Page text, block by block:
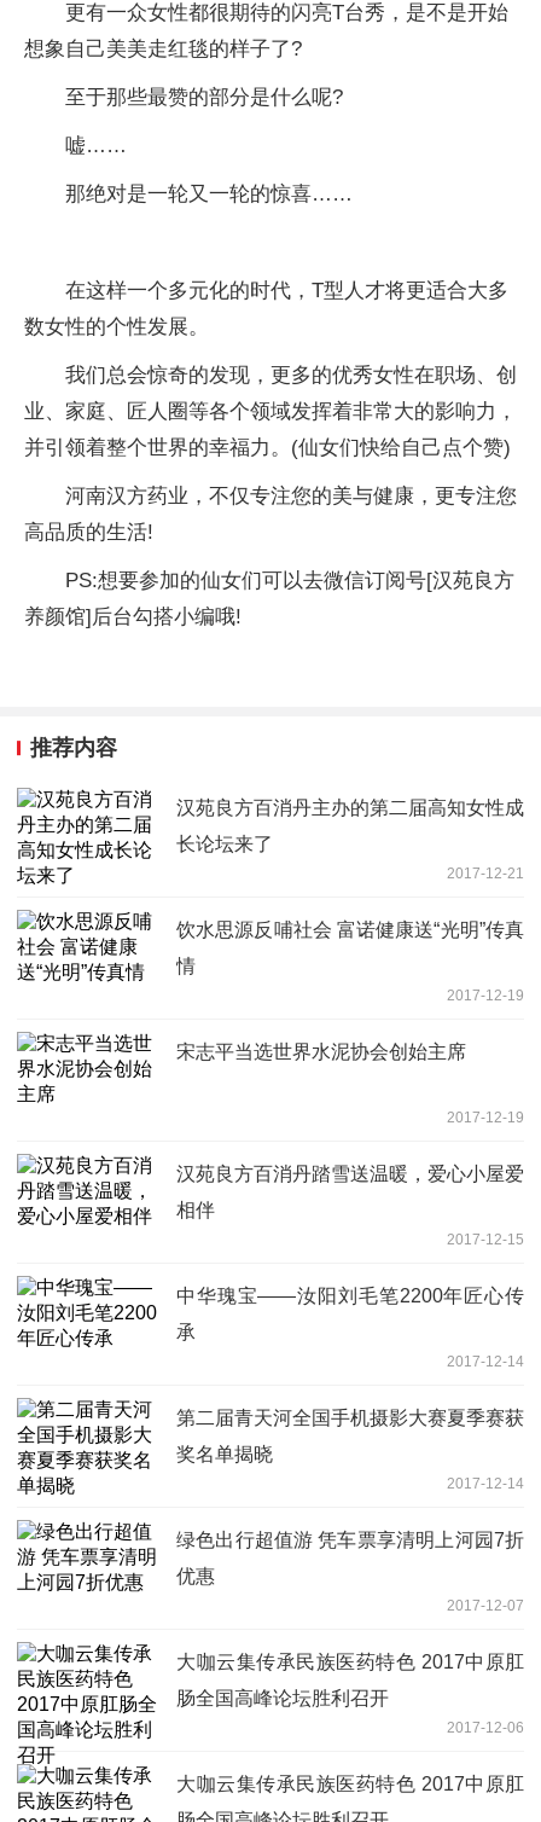
更有一众女性都很期待的闪亮T台秀，是不是开始
想象自己美美走红毯的样子了?
至于那些最赞的部分是什么呢?
嘘……
那绝对是一轮又一轮的惊喜……
在这样一个多元化的时代，T型人才将更适合大多
数女性的个性发展。
我们总会惊奇的发现，更多的优秀女性在职场、创
业、家庭、匠人圈等各个领域发挥着非常大的影响力，
并引领着整个世界的幸福力。(仙女们快给自己点个赞)
河南汉方药业，不仅专注您的美与健康，更专注您
高品质的生活!
PS:想要参加的仙女们可以去微信订阅号[汉苑良方
养颜馆]后台勾搭小编哦!
推荐内容
汉苑良方百消丹主办的第二届高知女性成
长论坛来了
2017-12-21
饮水思源反哺社会 富诺健康送“光明”传真
情
2017-12-19
宋志平当选世界水泥协会创始主席
2017-12-19
汉苑良方百消丹踏雪送温暖，爱心小屋爱
相伴
2017-12-15
中华瑰宝——汝阳刘毛笔2200年匠心传
承
2017-12-14
第二届青天河全国手机摄影大赛夏季赛获
奖名单揭晓
2017-12-14
绿色出行超值游 凭车票享清明上河园7折
优惠
2017-12-07
大咖云集传承民族医药特色 2017中原肛
肠全国高峰论坛胜利召开
2017-12-06
大咖云集传承民族医药特色 2017中原肛